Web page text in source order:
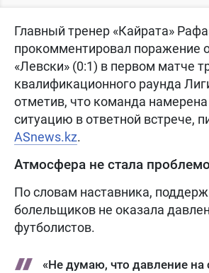
Главный тренер «Кайрата»
прокомментировал поражение
«Левски» (0:1) в первом матче
квалификационного раунда
отметив, что команда намерена
ситуацию в ответной встрече,
ASnews.kz.
Атмосфера не стала
По словам наставника,
болельщиков не оказала
футболистов.
«Не думаю, что давление на